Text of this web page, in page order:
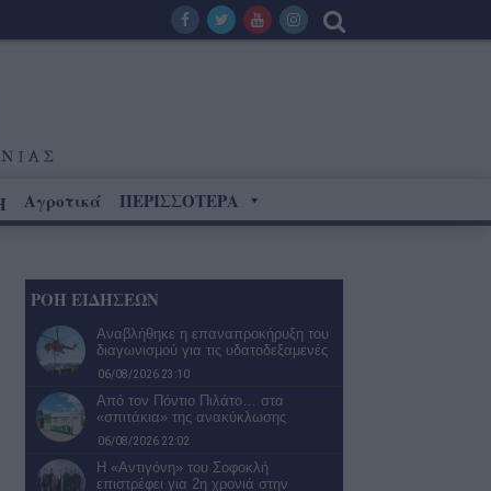
Αγροτικά ΠΕΡΙΣΣΟΤΕΡΑ
ΡΟΗ ΕΙΔΗΣΕΩΝ
Αναβλήθηκε η επαναπροκήρυξη του
διαγωνισμού για τις υδατοδεξαμενές
06/08/2026 23:10
Από τον Πόντιο Πιλάτο… στα
«σπιτάκια» της ανακύκλωσης
06/08/2026 22:02
Η «Αντιγόνη» του Σοφοκλή
επιστρέφει για 2η χρονιά στην